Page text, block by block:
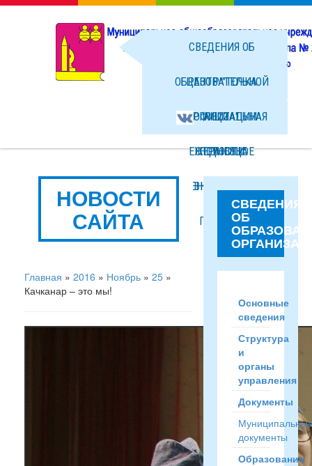
СВЕДЕНИЯ ОБ
ОБРАЗОВАТЕЛЬНОЙ
ОРГАНИЗАЦИИ
НОВОСТИ
ФАЙЛЫ
ЦЕНТР "ТОЧКА
РОСТА"
ЕЖЕДНЕВНОЕ
МЕНЮ ГОРЯЧЕГО
ПИТАНИЯ
ОФИЦИАЛЬНАЯ
СТРАНИЦА
ВКОНТАКТЕ
НОВОСТИ
САЙТА
Главная » 2016 » Ноябрь » 25 »
Качканар – это мы!
СВЕДЕНИЯ
ОБ
Основные
сведения
Структура
и
органы
управления
Документы
документы
Образование